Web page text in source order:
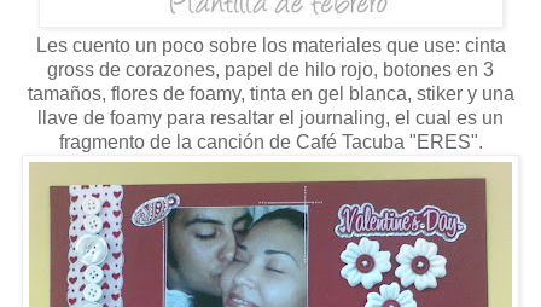
Les cuento un poco sobre los materiales que use: cinta
gross de corazones, papel de hilo rojo, botones en 3
tamaños, flores de foamy, tinta en gel blanca, stiker y una
llave de foamy para resaltar el journaling, el cual es un
fragmento de la canción de Café Tacuba "ERES".